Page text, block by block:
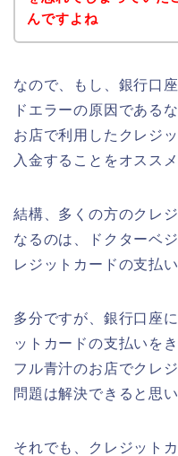
んですよね
なので、もし、銀行口
ドエラーの原因である
お店で利用したクレジ
入金することをオススメ
結構、多くの方のクレ
なるのは、ドクターベ
レジットカードの支払
多分ですが、銀行口座
ットカードの支払いを
フル青汁のお店でクレ
問題は解決できると思い
それでも、クレジット